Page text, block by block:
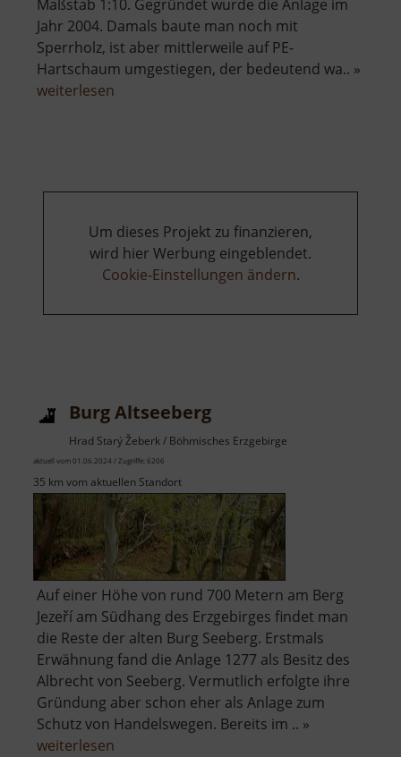
Maßstab 1:10. Gegründet wurde die Anlage im
Jahr 2004. Damals baute man noch mit
Sperrholz, ist aber mittlerweile auf PE-
Hartschaum umgestiegen, der bedeutend wa.. »
weiterlesen
Um dieses Projekt zu finanzieren,
wird hier Werbung eingeblendet.
Cookie-Einstellungen ändern.
Burg Altseeberg
Hrad Starý Žeberk / Böhmisches Erzgebirge
aktuell vom 01.06.2024 / Zugriffe: 6206
35 km vom aktuellen Standort
Auf einer Höhe von rund 700 Metern am Berg
Jezeří am Südhang des Erzgebirges findet man
die Reste der alten Burg Seeberg. Erstmals
Erwähnung fand die Anlage 1277 als Besitz des
Albrecht von Seeberg. Vermutlich erfolgte ihre
Gründung aber schon eher als Anlage zum
Schutz von Handelswegen. Bereits im .. »
weiterlesen